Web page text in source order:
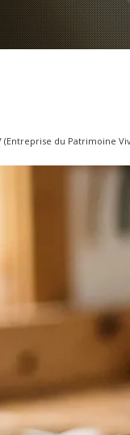
du Patrimoine